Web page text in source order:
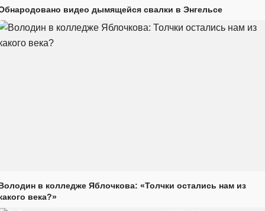
видео дымящейся свалки в Энгельсе
в колледже Яблочкова: «Толчки остались нам из
века?»